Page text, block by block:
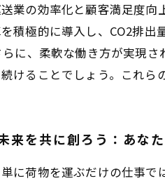
業の効率化と顧客満足度向
積極的に導入し、CO2排
らに、柔軟な働き方が実現
けることでしょう。これら
来を共に創ろう：あな
に荷物を運ぶだけの仕事で